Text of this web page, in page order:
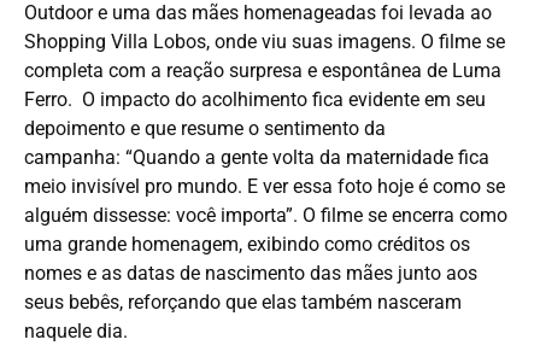
Outdoor e uma das mães homenageadas foi levada ao
Shopping Villa Lobos, onde viu suas imagens. O filme se
completa com a reação surpresa e espontânea de Luma
Ferro. O impacto do acolhimento fica evidente em seu
depoimento e que resume o sentimento da
campanha: “Quando a gente volta da maternidade fica
meio invisível pro mundo. E ver essa foto hoje é como se
alguém dissesse: você importa”. O filme se encerra como
uma grande homenagem, exibindo como créditos os
nomes e as datas de nascimento das mães junto aos
seus bebês, reforçando que elas também nasceram
naquele dia.